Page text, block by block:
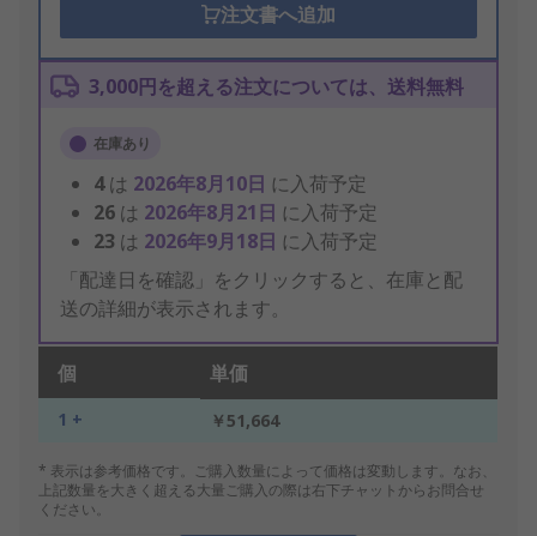
注文書へ追加
3,000円を超える注文については、送料無料
在庫あり
4は 2026年8月10日 に入荷予定
26 は 2026年8月21日 に入荷予定
23 は 2026年9月18日 に入荷予定
「配達日を確認」をクリックすると、在庫と配
送の詳細が表示されます。
個 単価
1 + ￥51,664
* 表示は参考価格です。ご購入数量によって価格は変動します。なお、
上記数量を大きく超える大量ご購入の際は右下チャットからお問合せ
ください。